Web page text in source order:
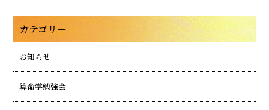
カテゴリー
お知らせ
算命学勉強会